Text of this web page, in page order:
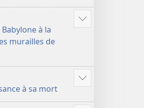
contenu
à la
murailles de
Voir
à sa mort
Voir